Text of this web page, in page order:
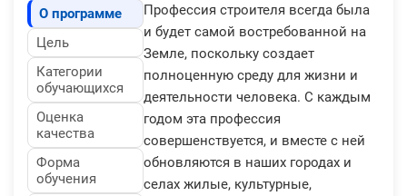
О программе
Цель
Категории
обучающихся
Оценка
качества
Форма
обучения
Профессия строителя всегда была
и будет самой востребованной на
Земле, поскольку создает
полноценную среду для жизни и
деятельности человека. С каждым
годом эта профессия
совершенствуется, и вместе с ней
обновляются в наших городах и
селах жилые, культурные,